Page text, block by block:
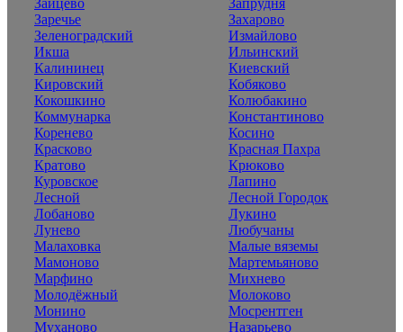
Зайцево
Запрудня
Заречье
Захарово
Зеленоградский
Измайлово
Икша
Ильинский
Калининец
Киевский
Кировский
Кобяково
Кокошкино
Колюбакино
Коммунарка
Константиново
Коренево
Косино
Красково
Красная Пахра
Кратово
Крюково
Куровское
Лапино
Лесной
Лесной Городок
Лобаново
Лукино
Лунево
Любучаны
Малаховка
Малые вяземы
Мамоново
Мартемьяново
Марфино
Михнево
Молодёжный
Молоково
Монино
Мосрентген
Муханово
Назарьево